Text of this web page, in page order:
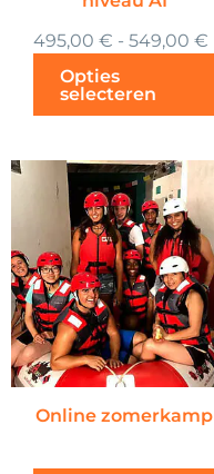
495,00 € - 549,00 €
Opties
selecteren
productpagina
Online zomerkamp